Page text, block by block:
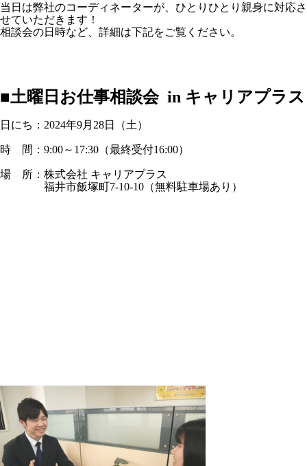
当日は弊社のコーディネーターが、ひとりひとり親身に対応さ
せていただきます！
相談会の日時など、詳細は下記をご覧ください。
■土曜日お仕事相談会 in キャリアプラス
日にち：2024年9月28日（土）
時 間： 9:00～17:30（最終受付16:00）
場 所：株式会社 キャリアプラス
福井市飯塚町7-10-10（無料駐車場あり）